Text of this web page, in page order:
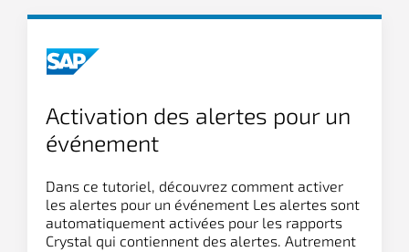
Activation des alertes pour un
événement
Dans ce tutoriel, découvrez comment activer
les alertes pour un événement Les alertes sont
automatiquement activées pour les rapports
Crystal qui contiennent des alertes. Autrement